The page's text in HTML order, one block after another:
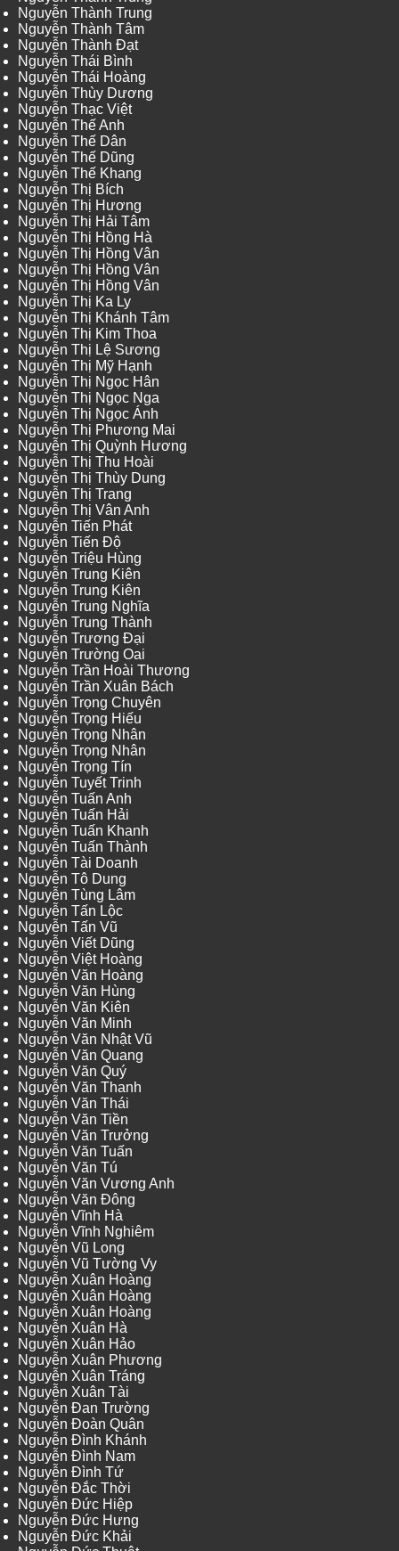
Nguyễn Thành Trung
Nguyễn Thành Tâm
Nguyễn Thành Đạt
Nguyễn Thái Bình
Nguyễn Thái Hoàng
Nguyễn Thùy Dương
Nguyễn Thạc Việt
Nguyễn Thế Anh
Nguyễn Thế Dân
Nguyễn Thế Dũng
Nguyễn Thế Khang
Nguyễn Thị Bích
Nguyễn Thị Hương
Nguyễn Thị Hải Tâm
Nguyễn Thị Hồng Hà
Nguyễn Thị Hồng Vân
Nguyễn Thị Hồng Vân
Nguyễn Thị Hồng Vân
Nguyễn Thị Ka Ly
Nguyễn Thị Khánh Tâm
Nguyễn Thị Kim Thoa
Nguyễn Thị Lệ Sương
Nguyễn Thị Mỹ Hạnh
Nguyễn Thị Ngọc Hân
Nguyễn Thị Ngọc Nga
Nguyễn Thị Ngọc Ánh
Nguyễn Thị Phương Mai
Nguyễn Thị Quỳnh Hương
Nguyễn Thị Thu Hoài
Nguyễn Thị Thùy Dung
Nguyễn Thị Trang
Nguyễn Thị Vân Anh
Nguyễn Tiến Phát
Nguyễn Tiến Độ
Nguyễn Triệu Hùng
Nguyễn Trung Kiên
Nguyễn Trung Kiên
Nguyễn Trung Nghĩa
Nguyễn Trung Thành
Nguyễn Trương Đại
Nguyễn Trường Oai
Nguyễn Trần Hoài Thương
Nguyễn Trần Xuân Bách
Nguyễn Trọng Chuyên
Nguyễn Trọng Hiếu
Nguyễn Trọng Nhân
Nguyễn Trọng Nhân
Nguyễn Trọng Tín
Nguyễn Tuyết Trinh
Nguyễn Tuấn Anh
Nguyễn Tuấn Hải
Nguyễn Tuấn Khanh
Nguyễn Tuấn Thành
Nguyễn Tài Doanh
Nguyễn Tô Dung
Nguyễn Tùng Lâm
Nguyễn Tấn Lộc
Nguyễn Tấn Vũ
Nguyễn Viết Dũng
Nguyễn Việt Hoàng
Nguyễn Văn Hoàng
Nguyễn Văn Hùng
Nguyễn Văn Kiên
Nguyễn Văn Minh
Nguyễn Văn Nhật Vũ
Nguyễn Văn Quang
Nguyễn Văn Quý
Nguyễn Văn Thanh
Nguyễn Văn Thái
Nguyễn Văn Tiền
Nguyễn Văn Trưởng
Nguyễn Văn Tuấn
Nguyễn Văn Tú
Nguyễn Văn Vương Anh
Nguyễn Văn Đông
Nguyễn Vĩnh Hà
Nguyễn Vĩnh Nghiêm
Nguyễn Vũ Long
Nguyễn Vũ Tường Vy
Nguyễn Xuân Hoàng
Nguyễn Xuân Hoàng
Nguyễn Xuân Hoàng
Nguyễn Xuân Hà
Nguyễn Xuân Hảo
Nguyễn Xuân Phương
Nguyễn Xuân Tráng
Nguyễn Xuân Tài
Nguyễn Đan Trường
Nguyễn Đoàn Quân
Nguyễn Đình Khánh
Nguyễn Đình Nam
Nguyễn Đình Tứ
Nguyễn Đắc Thời
Nguyễn Đức Hiệp
Nguyễn Đức Hưng
Nguyễn Đức Khải